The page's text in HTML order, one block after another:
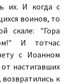
их. И когда с
воинов, то
скале: "Гора
И тотчас
с Иоанном
настигавших
к